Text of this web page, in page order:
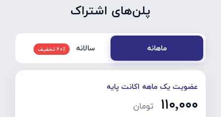
پلن‌های اشتراک
ماهانه سالانه 60٪ تخفیف
عضویت یک ماهه اکانت پایه
۱۱۰٬۰۰۰ تومان